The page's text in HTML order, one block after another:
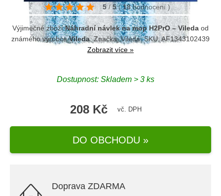
5 / 5 ( 18 hodnocení)
Výjimečné zbožíNáhradní návlek na mop H2PrO – Vileda od
známého výrobceVileda. Značka:Vileda. SKU: AF1343102439
Zobrazit více »
Dostupnost: Skladem > 3 ks
208 Kč vč. DPH
DO OBCHODU »
Doprava ZDARMA